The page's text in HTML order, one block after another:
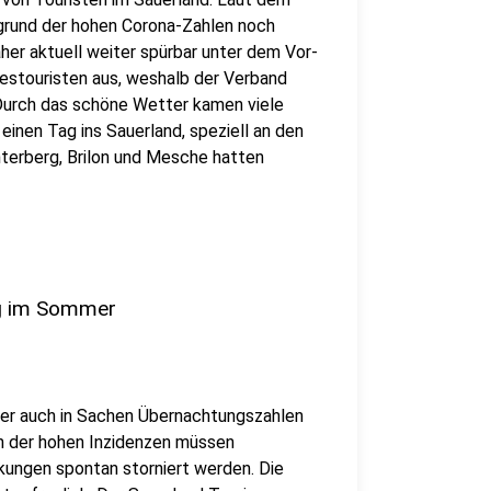
der hohen Corona-Zahlen noch
aktuell weiter spürbar unter dem Vor-
aus, weshalb der Verband
das schöne Wetter kamen viele
Tag ins Sauerland, speziell an den
Brilon und Mesche hatten
im Sommer
auch in Sachen Übernachtungszahlen
hohen Inzidenzen müssen
spontan storniert werden. Die